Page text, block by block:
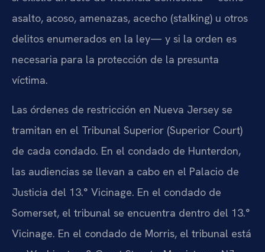
asalto, acoso, amenazas, acecho (stalking) u otros
delitos enumerados en la ley— y si la orden es
necesaria para la protección de la presunta
víctima.
Las órdenes de restricción en Nueva Jersey se
tramitan en el Tribunal Superior (Superior Court)
de cada condado. En el condado de Hunterdon,
las audiencias se llevan a cabo en el Palacio de
Justicia del 13.° Vicinage. En el condado de
Somerset, el tribunal se encuentra dentro del 13.°
Vicinage. En el condado de Morris, el tribunal está